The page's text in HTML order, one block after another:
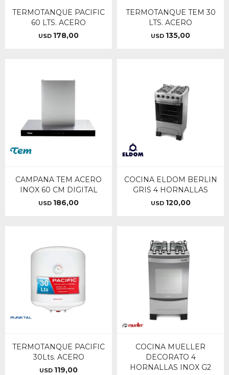
TERMOTANQUE PACIFIC
60 LTS. ACERO
USD 178,00
TERMOTANQUE TEM 30
LTS. ACERO
USD 135,00
CAMPANA TEM ACERO
INOX 60 CM DIGITAL
USD 186,00
COCINA ELDOM BERLIN
GRIS 4 HORNALLAS
USD 120,00
TERMOTANQUE PACIFIC
30Lts. ACERO
USD 119,00
COCINA MUELLER
DECORATO 4
HORNALLAS INOX G2